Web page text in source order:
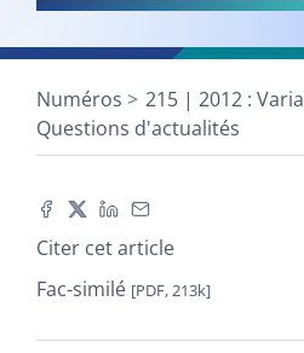
Numéros
215 | 2012 : Varia
Questions d'actualités
Citer cet article
Fac-similé [PDF, 213k]